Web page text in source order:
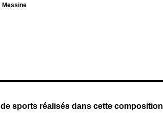
Messine
sports réalisés dans cette composition